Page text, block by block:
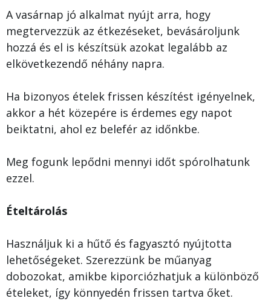
A vasárnap jó alkalmat nyújt arra, hogy
megtervezzük az étkezéseket, bevásároljunk
hozzá és el is készítsük azokat legalább az
elkövetkezendő néhány napra.
Ha bizonyos ételek frissen készítést igényelnek,
akkor a hét közepére is érdemes egy napot
beiktatni, ahol ez belefér az időnkbe.
Meg fogunk lepődni mennyi időt spórolhatunk
ezzel.
Ételtárolás
Használjuk ki a hűtő és fagyasztó nyújtotta
lehetőségeket. Szerezzünk be műanyag
dobozokat, amikbe kiporciózhatjuk a különböző
ételeket, így könnyedén frissen tartva őket.